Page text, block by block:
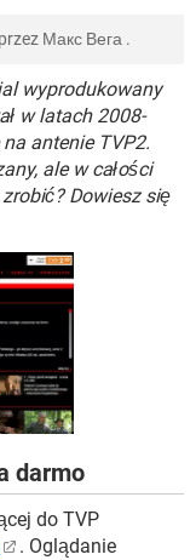
przez Макс Вега .
wyprodukowany
w latach 2008-
antenie TVP2.
ale w całości
Dowiesz się
darmo
do TVP
. Oglądanie